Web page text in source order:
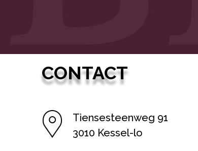
CONTACT
Tiensesteenweg 91
3010 Kessel-lo